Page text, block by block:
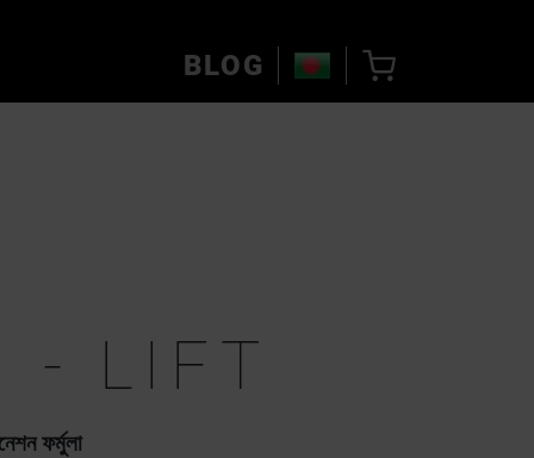
BLOG
- LIFT
ফর্মুলা